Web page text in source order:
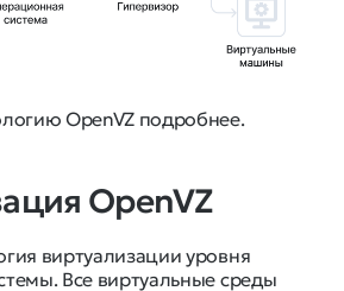
OpenVZ подробнее.
OpenVZ
виртуализации уровня
Все виртуальные среды